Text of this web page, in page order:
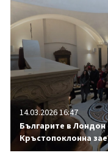
14.03.2026 16:47
Българите в
Кръстопоклонна